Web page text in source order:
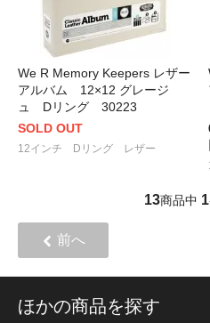
We R Memory Keepers レザー
アルバム 12×12 グレージ
ュ Dリング 30223
SOLD OUT
12インチ Dリング レザー
13商品中 1
前へ
ほかの商品を探す